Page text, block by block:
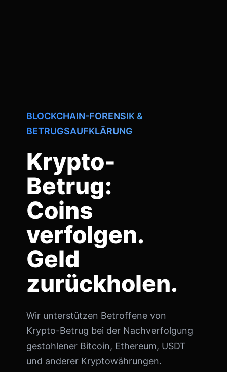
BLOCKCHAIN-FORENSIK &
BETRUGSAUFKLÄRUNG
Krypto-
Betrug:
Coins
verfolgen.
Geld
zurückholen.
Wir unterstützen Betroffene von
Krypto-Betrug bei der Nachverfolgung
gestohlener Bitcoin, Ethereum, USDT
und anderer Kryptowährungen.